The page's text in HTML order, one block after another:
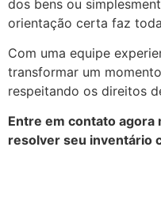
dos bens ou
orientação certa faz
Com uma equipe
transformar um
respeitando os direitos
Entre em contato agora
resolver seu inventário